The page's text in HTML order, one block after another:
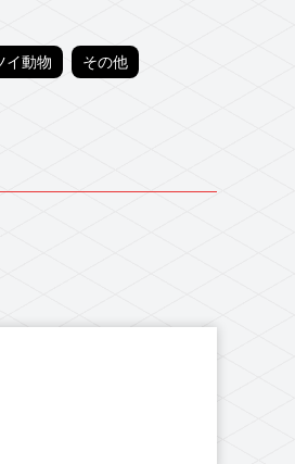
イ動物 その他